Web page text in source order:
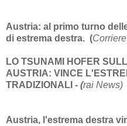
Austria: al primo turno
di estrema destra. (
LO TSUNAMI HOFER
AUSTRIA: VINCE
TRADIZIONALI - (rai News)
Austria, l'estrema destra